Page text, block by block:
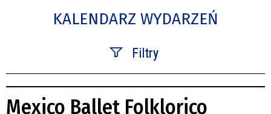
KALENDARZ WYDARZEŃ
Filtry
Mexico Ballet Folklorico